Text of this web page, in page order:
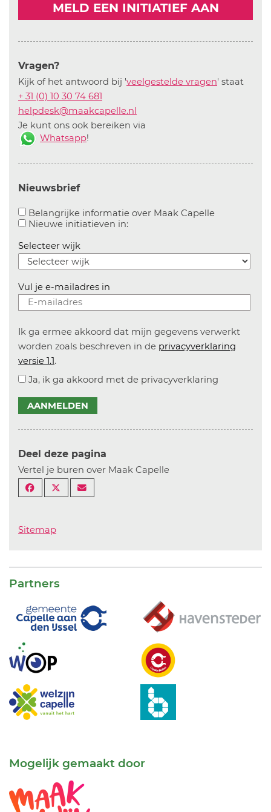
MELD EEN INITIATIEF AAN
Vragen?
Kijk of het antwoord bij 'veelgestelde vragen' staat
+ 31 (0) 10 30 74 681
helpdesk@maakcapelle.nl
Je kunt ons ook bereiken via
Whatsapp!
Nieuwsbrief
Belangrijke informatie over Maak CapelleAanvinken
Nieuwe initiatieven in:Aanvinken om informatie over
Selecteer wijk
Vul je e-mailadres in
Ik ga ermee akkoord dat mijn gegevens verwerkt
worden zoals beschreven in de privacyverklaring
versie 1.1.
Ja, ik ga akkoord met de privacyverklaring
AANMELDEN
Deel deze pagina
Vertel je buren over Maak Capelle
Sitemap
Partners
Mogelijk gemaakt door